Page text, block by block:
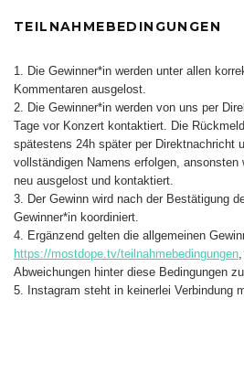
TEILNAHMEBEDINGUNGEN
1. Die Gewinner*in werden unter allen
Kommentaren ausgelost.
2. Die Gewinner*in werden von uns per
Tage vor Konzert kontaktiert. Die
spätestens 24h später per Direktnachricht
vollständigen Namens erfolgen, ansonsten
neu ausgelost und kontaktiert.
3. Der Gewinn wird nach der Bestätigung
Gewinner*in koordiniert.
4. Ergänzend gelten die allgemeinen
https://mostdope.tv/teilnahmebedingungen
Abweichungen hinter diese Bedingungen
5. Instagram steht in keinerlei Verbindung